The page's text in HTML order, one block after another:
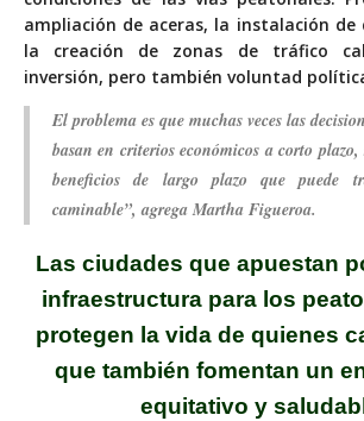
ampliación de aceras, la instalación de
la creación de zonas de tráfico
inversión, pero también voluntad
El problema es que muchas veces las
basan en criterios económicos a corto
beneficios de largo plazo que puede
caminable”, agrega Martha Figueroa.
Las ciudades que apuestan
infraestructura para los
protegen la vida de quienes
que también fomentan un
equitativo y